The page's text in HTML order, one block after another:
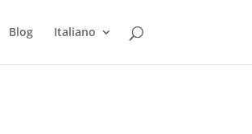
Blog Italiano